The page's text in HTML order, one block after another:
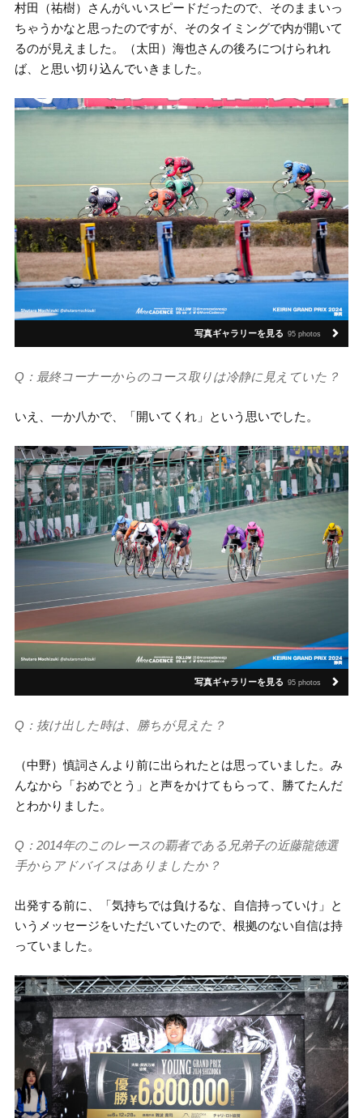
村田（祐樹）さんがいいスピードだったので、そのままいっ
ちゃうかなと思ったのですが、そのタイミングで内が開いて
るのが見えました。（太田）海也さんの後ろにつけられれ
ば、と思い切り込んでいきました。
写真ギャラリーを見る 95 photos
Q：最終コーナーからのコース取りは冷静に見えていた？
いえ、一か八かで、「開いてくれ」という思いでした。
写真ギャラリーを見る 95 photos
Q：抜け出した時は、勝ちが見えた？
（中野）慎詞さんより前に出られたとは思っていました。み
んなから「おめでとう」と声をかけてもらって、勝てたんだ
とわかりました。
Q：2014年のこのレースの覇者である兄弟子の近藤龍徳選
手からアドバイスはありましたか？
出発する前に、「気持ちでは負けるな、自信持っていけ」と
いうメッセージをいただいていたので、根拠のない自信は持
っていました。